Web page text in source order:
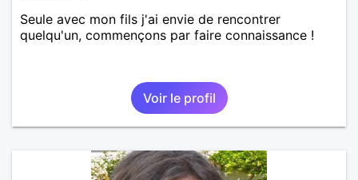
Seule avec mon fils j'ai envie de rencontrer
quelqu'un, commençons par faire connaissance !
Voir le profil